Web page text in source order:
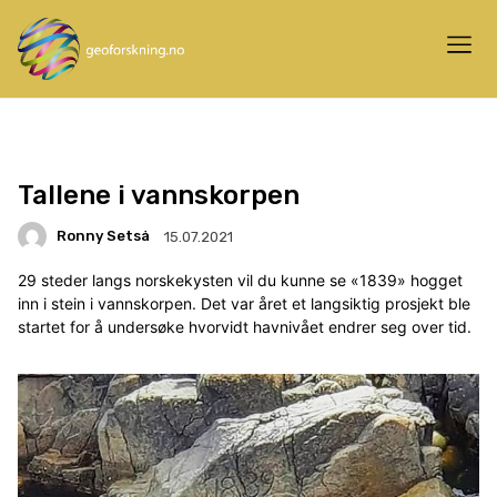
Tallene i vannskorpen
Ronny Setså 15.07.2021
29 steder langs norskekysten vil du kunne se «1839» hogget
inn i stein i vannskorpen. Det var året et langsiktig prosjekt ble
startet for å undersøke hvorvidt havnivået endrer seg over tid.